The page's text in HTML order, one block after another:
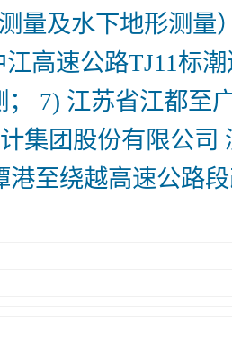
量及水下地形测量
江高速公路TJ11标
； 7) 江苏省江都至
集团股份有限公司
港至绕越高速公路